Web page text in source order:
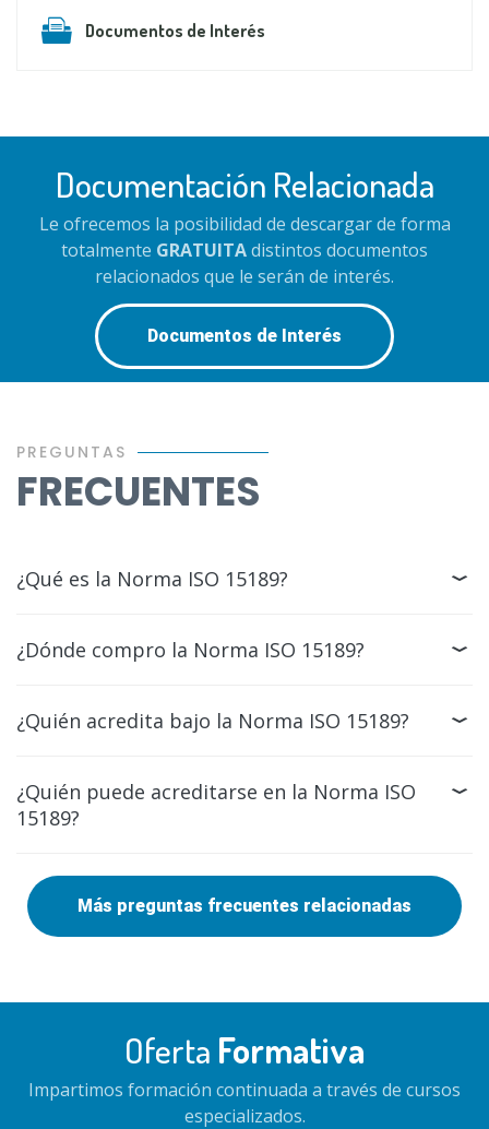
Documentos de Interés
Documentación Relacionada
Le ofrecemos la posibilidad de descargar de forma
totalmente GRATUITAdistintos documentos
relacionados que le serán de interés.
Documentos de Interés
PREGUNTAS
FRECUENTES
¿Qué es la Norma ISO 15189?
¿Dónde compro la Norma ISO 15189?
¿Quién acredita bajo la Norma ISO 15189?
¿Quién puede acreditarse en la Norma ISO
15189?
Más preguntas frecuentes relacionadas
Oferta Formativa
Impartimos formación continuada a través de cursos
especializados.